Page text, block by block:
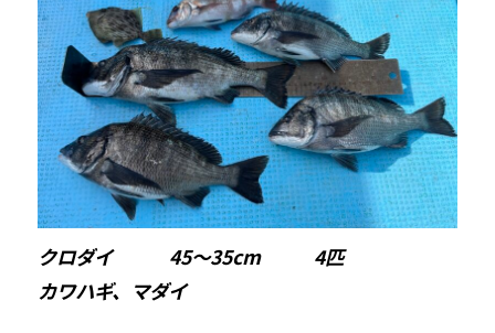
クロダイ 45〜35cm 4匹
カワハギ、マダイ